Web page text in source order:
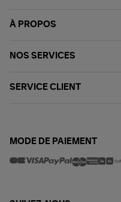
À PROPOS
NOS SERVICES
SERVICE CLIENT
MODE DE PAIEMENT